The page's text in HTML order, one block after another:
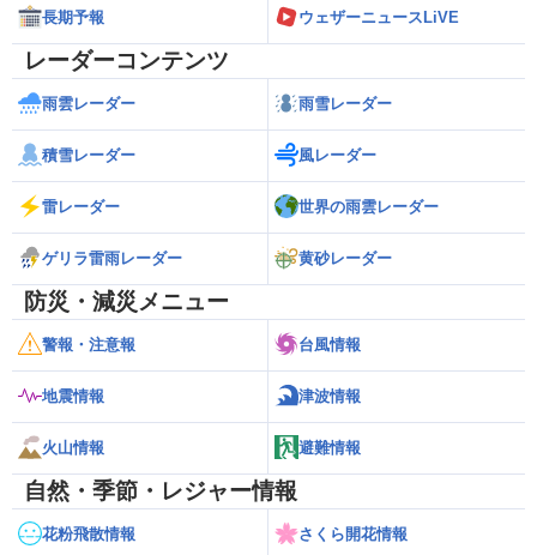
長期予報 ウェザーニュースLiVE
レーダーコンテンツ
雨雲レーダー 雨雪レーダー
積雪レーダー 風レーダー
雷レーダー 世界の雨雲レーダー
ゲリラ雷雨レーダー 黄砂レーダー
防災・減災メニュー
警報・注意報 台風情報
地震情報 津波情報
火山情報 避難情報
自然・季節・レジャー情報
花粉飛散情報 さくら開花情報